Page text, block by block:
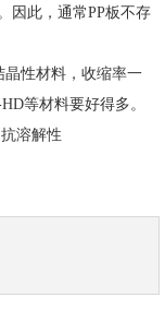
因此，通常PP板不存
晶性材料，收缩率一
等材料要好得多。
溶解性